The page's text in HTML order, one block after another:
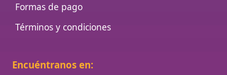
Formas de pago
Términos y condiciones
Encuéntranos en: